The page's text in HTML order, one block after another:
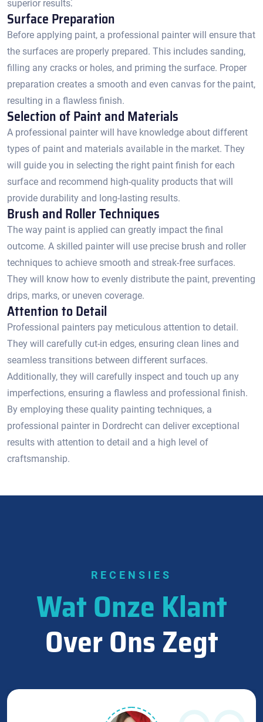
superior results⁚
Surface Preparation
Before applying paint, a professional painter will ensure that
the surfaces are properly prepared.​ This includes sanding,
filling any cracks or holes, and priming the surface.​ Proper
preparation creates a smooth and even canvas for the paint,
resulting in a flawless finish.​
Selection of Paint and Materials
A professional painter will have knowledge about different
types of paint and materials available in the market. They
will guide you in selecting the right paint finish for each
surface and recommend high-quality products that will
provide durability and long-lasting results.​
Brush and Roller Techniques
The way paint is applied can greatly impact the final
outcome.​ A skilled painter will use precise brush and roller
techniques to achieve smooth and streak-free surfaces.​
They will know how to evenly distribute the paint, preventing
drips, marks, or uneven coverage.​
Attention to Detail
Professional painters pay meticulous attention to detail.​
They will carefully cut-in edges, ensuring clean lines and
seamless transitions between different surfaces.​
Additionally, they will carefully inspect and touch up any
imperfections, ensuring a flawless and professional finish.
By employing these quality painting techniques, a
professional painter in Dordrecht can deliver exceptional
results with attention to detail and a high level of
craftsmanship.​
RECENSIES
Wat Onze Klant
Over Ons Zegt